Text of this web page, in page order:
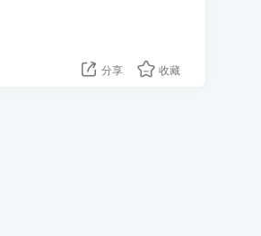
分享 收藏